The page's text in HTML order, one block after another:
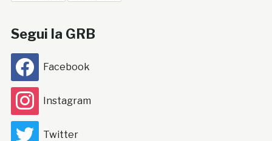
Segui la GRB
Facebook
Instagram
Twitter